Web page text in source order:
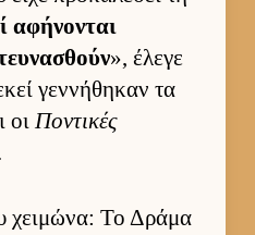
αφήνονται
», έλεγε
γεν­νήθηκαν τα
οι Ποντικές
χειμώνα: Το Δράμα